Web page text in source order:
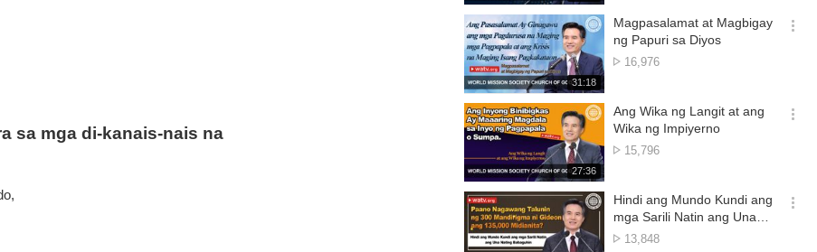
sa mga di-kanais-nais na
생
시
간
재
생
시
간
31:18
Magpasalamat at Magbigay
ng Papuri sa Diyos
Bilang
16,976
옵
재
생
시
간
27:36
Ang Wika ng Langit at ang
Wika ng Impiyerno
Bilang
15,796
옵
Hindi ang Mundo Kundi ang
mga Sarili Natin ang Una
Nating Babaguhin
Bilang
13,848
옵